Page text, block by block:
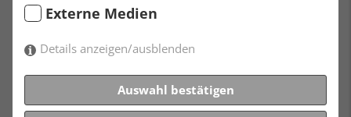
Externe Medien
Details anzeigen/ausblenden
Auswahl bestätigen